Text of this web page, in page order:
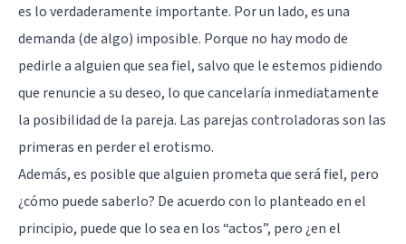
es lo verdaderamente importante. Por un lado, es una
demanda (de algo) imposible. Porque no hay modo de
pedirle a alguien que sea fiel, salvo que le estemos pidiendo
que renuncie a su deseo, lo que cancelaría inmediatamente
la posibilidad de la pareja. Las parejas controladoras son las
primeras en perder el erotismo.
Además, es posible que alguien prometa que será fiel, pero
¿cómo puede saberlo? De acuerdo con lo planteado en el
principio, puede que lo sea en los “actos”, pero ¿en el